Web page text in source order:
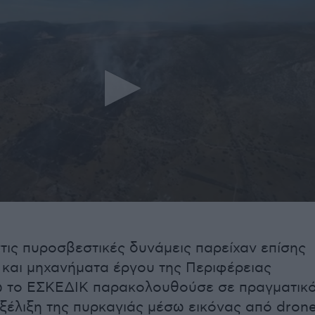
πυροσβεστικές δυνάμεις παρείχαν επίσης
μηχανήματα έργου της Περιφέρειας
το ΕΣΚΕΔΙΚ παρακολουθούσε σε
της πυρκαγιάς μέσω εικόνας από